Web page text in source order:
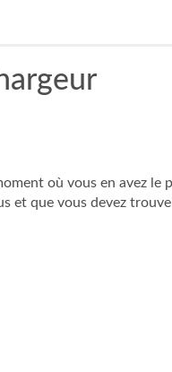
où vous en avez le
et que vous devez